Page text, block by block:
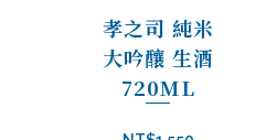
孝之司 純米
大吟釀 生酒
720ML